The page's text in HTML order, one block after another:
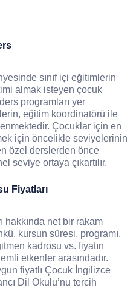
sınıf içi eğitimlerin
almak isteyen çocuk
programları yer
eğitim koordinatörü ile
Çocuklar için en
için öncelikle seviyelerinin
özel derslerden önce
seviye ortaya çıkartılır.
Fiyatları
hakkında net bir rakam
kursun süresi, programı,
kadrosu vs. fiyatın
etkenler arasındadır.
fiyatlı Çocuk İngilizce
Dil Okulu’nu tercih